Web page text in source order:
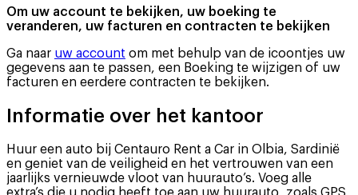
Om uw account te bekijken, uw boeking te
veranderen, uw facturen en contracten te bekijken
Ga naar uw account om met behulp van de icoontjes uw
gegevens aan te passen, een Boeking te wijzigen of uw
facturen en eerdere contracten te bekijken.
Informatie over het kantoor
Huur een auto bij Centauro Rent a Car in Olbia, Sardinië
en geniet van de veiligheid en het vertrouwen van een
jaarlijks vernieuwde vloot van huurauto’s. Voeg alle
extra’s die u nodig heeft toe aan uw huurauto, zoals GPS,